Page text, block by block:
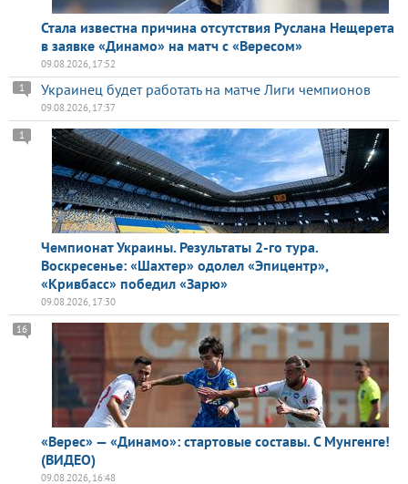
Стала известна причина отсутствия Руслана Нещерета
в заявке «Динамо» на матч с «Вересом»
09.08.2026, 17:52
Украинец будет работать на матче Лиги чемпионов
1
09.08.2026, 17:37
Чемпионат Украины. Результаты 2-го тура.
Воскресенье: «Шахтер» одолел «Эпицентр»,
«Кривбасс» победил «Зарю»
1
09.08.2026, 17:30
«Верес» — «Динамо»: стартовые составы. С Мунгенге!
(ВИДЕО)
16
09.08.2026, 16:48